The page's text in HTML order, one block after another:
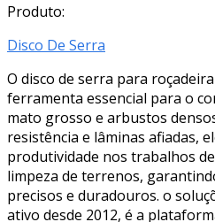
Produto:
Disco De Serra
O disco de serra para
ferramenta essencial para o
mato grosso e arbustos
resistência e lâminas afiadas,
produtividade nos trabalhos
limpeza de terrenos,
precisos e duradouros. o
ativo desde 2012, é a